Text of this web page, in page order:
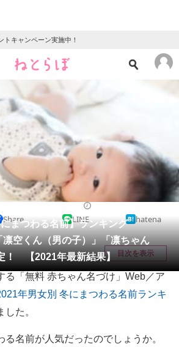
トキャンペーン実施中！
クイズ
地域
教育・育児
リサーチ
合ページ
す
まつわる名前】ランキング
空くん（男の子）」「凛ちゃん
！ 【2021年最新結果】
Share LINE hatena
目次を表示
「無料 赤ちゃん名づけ」Web／ア
年男女別 冬にまつわる名前ランキ
した。
名前が人気だったのでしょうか。